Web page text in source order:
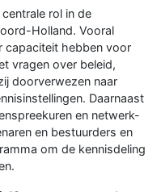
rol in de
Holland. Vooral
capaciteit hebben voor
vragen over beleid,
doorverwezen naar
Daarnaast
en netwerk-
en bestuurders en
om de kennisdeling